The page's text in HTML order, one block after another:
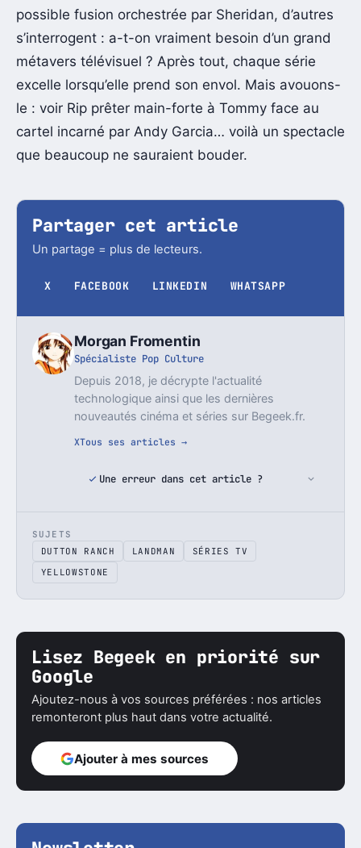
possible fusion orchestrée par Sheridan, d’autres
s’interrogent : a-t-on vraiment besoin d’un grand
métavers télévisuel ? Après tout, chaque série
excelle lorsqu’elle prend son envol. Mais avouons-
le : voir Rip prêter main-forte à Tommy face au
cartel incarné par Andy Garcia… voilà un spectacle
que beaucoup ne sauraient bouder.
Partager cet article
Un partage = plus de lecteurs.
X FACEBOOK LINKEDIN WHATSAPP
Morgan Fromentin
Spécialiste Pop Culture
Depuis 2018, je décrypte l'actualité
technologique ainsi que les dernières
nouveautés cinéma et séries sur Begeek.fr.
XTous ses articles →
Une erreur dans cet article ?
SUJETS
DUTTON RANCH
LANDMAN
SÉRIES TV
YELLOWSTONE
Lisez Begeek en priorité sur
Google
Ajoutez-nous à vos sources préférées : nos articles
remonteront plus haut dans votre actualité.
Ajouter à mes sources